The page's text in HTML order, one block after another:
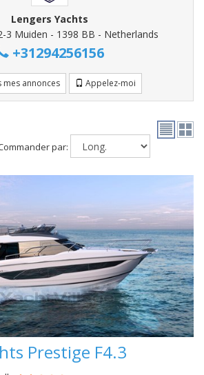
Lengers Yachts
3 Muiden - 1398 BB - Netherlands
+31294256156
annonces Appelez-moi
par:
Prestige F4.3